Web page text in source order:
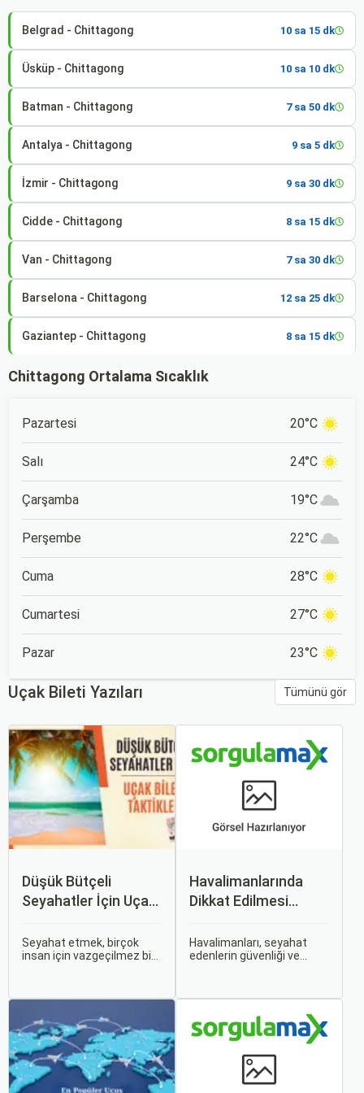
Belgrad - Chittagong 10 sa 15 dk
Üsküp - Chittagong 10 sa 10 dk
Batman - Chittagong 7 sa 50 dk
Antalya - Chittagong 9 sa 5 dk
İzmir - Chittagong 9 sa 30 dk
Cidde - Chittagong 8 sa 15 dk
Van - Chittagong 7 sa 30 dk
Barselona - Chittagong 12 sa 25 dk
Gaziantep - Chittagong 8 sa 15 dk
Chittagong Ortalama Sıcaklık
Pazartesi 20°C
Salı 24°C
Çarşamba 19°C
Perşembe 22°C
Cuma 28°C
Cumartesi 27°C
Pazar 23°C
Uçak Bileti Yazıları Tümünü gör
Düşük Bütçeli
Seyahatler İçin Uçak
Seyahat etmek, birçok
insan için vazgeçilmez bir
biriktirmek için seyahat
etmek harika bir yoldur.
Havalimanlarında
Dikkat Edilmesi
Havalimanları, seyahat
edenlerin güvenliği ve
edilmesi gereken önemli
noktaları, güvenlik
kontrollerini ve bekleme
süreleri hakkında ipuçlarını
detaylı bir şekilde ele